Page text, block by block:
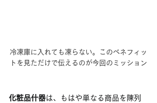
冷凍庫に入れても凍らない。このベネフィッ
トを見ただけで伝えるのが今回のミッション
化粧品什器は、もはや単なる商品を陳列